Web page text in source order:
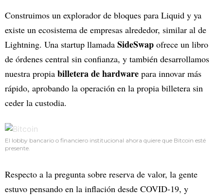
Construimos un explorador de bloques para Liquid y ya
existe un ecosistema de empresas alrededor, similar al de
Lightning. Una startup llamada SideSwap ofrece un libro
de órdenes central sin confianza, y también desarrollamos
nuestra propia billetera de hardware para innovar más
rápido, aprobando la operación en la propia billetera sin
ceder la custodia.
El lobby bancario o financiero institucional ahora quiere que Bitcoin esté
presente.
Respecto a la pregunta sobre reserva de valor, la gente
estuvo pensando en la inflación desde COVID-19, y